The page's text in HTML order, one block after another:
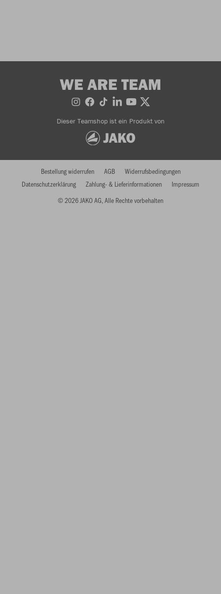
WE ARE TEAM
Dieser Teamshop ist ein Produkt von
© 2026 JAKO AG, Alle Rechte vorbehalten
Bestellung widerrufen AGB
Widerrufsbedingungen
Datenschutzerklärung
Zahlung- & Lieferinformationen Impressum